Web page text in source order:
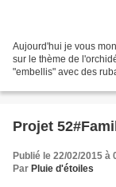
Aujourd'hui je vous
sur le thème de
"embellis" avec des
Projet
Publié le 22/02/2015 à
Par Pluie d'étoiles